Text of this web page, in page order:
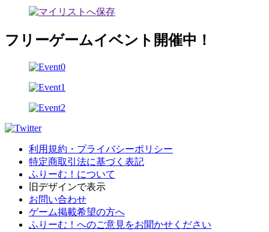
フリーゲームイベント開催中！
利用規約・プライバシーポリシー
特定商取引法に基づく表記
ふりーむ！について
旧デザインで表示
お問い合わせ
ゲーム掲載希望の方へ
ふりーむ！へのご意見をお聞かせください